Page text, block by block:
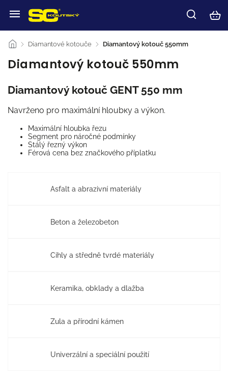
/ Diamantové kotouče / Diamantový kotouč 550mm
Diamantový kotouč 550mm
Diamantový kotouč GENT 550 mm
Navrženo pro maximální hloubку a výkon.
Maximální hloubka řezu
Segment pro náročné podmínky
Stálý řezný výkon
Férová cena bez značkového příplatku
Asfalt a abrazivní materiály
Beton a železobeton
Cihly a středně tvrdé materiály
Keramika, obklady a dlažba
Žula a přírodní kámen
Univerzální a speciální použití